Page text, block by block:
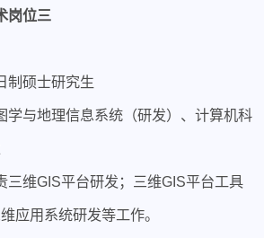
岗位三
制硕士研究生
学与地理信息系统（研发）、计算机科
三维GIS平台研发；三维GIS平台工具
应用系统研发等工作。